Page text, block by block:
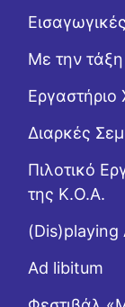
Με την
Διαρκές
Πιλοτικό
της Κ.Ο.Α.
(Dis)playing
Ad libitum